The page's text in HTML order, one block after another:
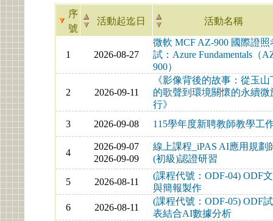
序
號
活動起迄日 活動名稱
1 2026-08-27
微軟 MCF AZ-900 國際證照
試：Azure Fundamentals（
900）
2 2026-09-11
《影像背後的故事：從玉山
的歌聲到環境關懷的永續微
行》
3
2026-09-08 115學年度新聘教師教學工
4
2026-09-07
2026-09-09
線上課程_iPAS AI應用規劃
(初級)認證研習
5 2026-08-11
(課程代號：ODF-04) ODF
與簡報製作
6
2026-08-11
(課程代號：ODF-05) ODF
表結合AI數據分析